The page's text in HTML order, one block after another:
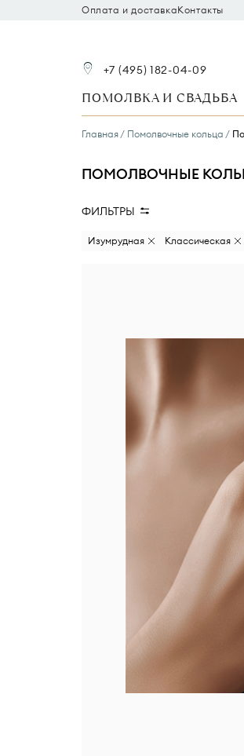
Оплата и доставкаКонтакты
+7 (495) 182-04-09
ПОМОЛВКА И СВАДЬБА
Главная Помолвочные кольца
ПОМОЛВОЧНЫЕ
ФИЛЬТРЫ
Изумрудная Классическая